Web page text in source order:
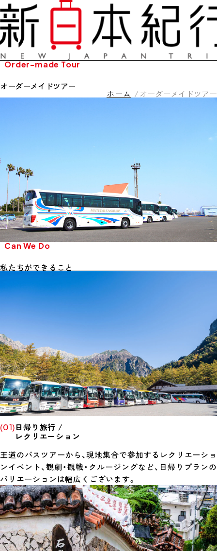
Order-made Tour
オーダーメイドツアー
ホーム オーダーメイドツアー
Can We Do
私たちができること
)
(01)日帰り旅行 /
レクリエーション
王道のバスツアーから、現地集合で参加するレクリエーショ
ンイベント、観劇・観戦・クルージングなど、日帰りプランの
バリエーションは幅広くございます。
(